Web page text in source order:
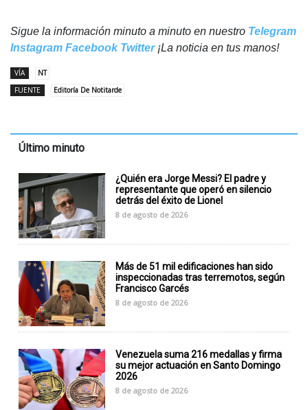
Sigue la información minuto a minuto en nuestro Telegram
Instagram Facebook Twitter¡La noticia en tus manos!
VÍA
NT
FUENTE
Editoría De Notitarde
Último minuto
¿Quién era Jorge Messi? El padre y
representante que operó en silencio
detrás del éxito de Lionel
8 de agosto de 2026
Más de 51 mil edificaciones han sido
inspeccionadas tras terremotos, según
Francisco Garcés
8 de agosto de 2026
Venezuela suma 216 medallas y firma
su mejor actuación en Santo Domingo
2026
8 de agosto de 2026